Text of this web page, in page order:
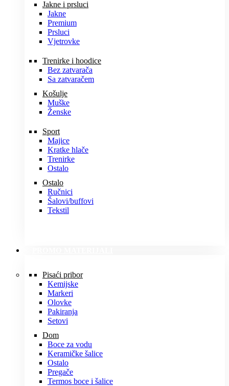
Jakne i prsluci
Jakne
Premium
Prsluci
Vjetrovke
Trenirke i hoodice
Bez zatvarača
Sa zatvaračem
Košulje
Muške
Ženske
Sport
Majice
Kratke hlače
Trenirke
Ostalo
Ostalo
Ručnici
Šalovi/buffovi
Tekstil
Pisaći pribor
Kemijske
Markeri
Olovke
Pakiranja
Setovi
Dom
Boce za vodu
Keramičke šalice
Ostalo
Pregače
Termos boce i šalice